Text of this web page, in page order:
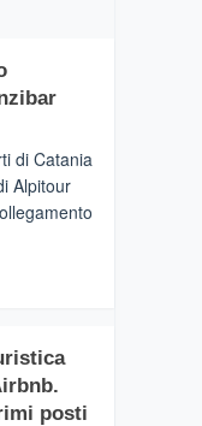
di Catania
Alpitour
posti